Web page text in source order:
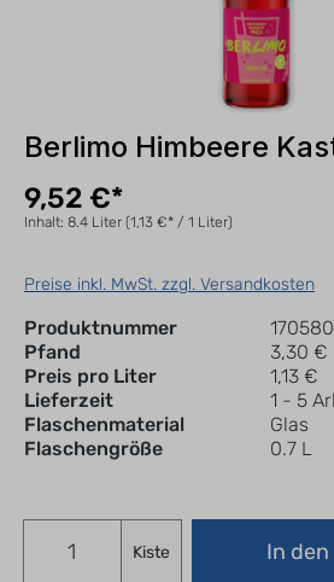
Berlimo Himbeere
9,52 €*
Inhalt: 8.4 Liter (1,13 €* / 1 Liter)
Preise inkl. MwSt. zzgl. Versandkosten
Produktnummer
Pfand
3,30 €
Preis pro Liter
1,13 €
Lieferzeit
1 - 5
Flaschenmaterial
Glas
Flaschengröße
0.7 L
Kiste In den